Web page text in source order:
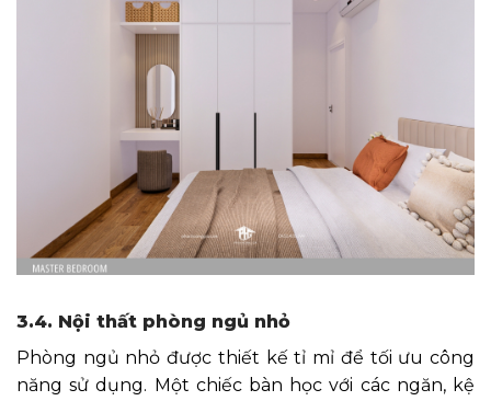
3.4. Nội thất phòng ngủ nhỏ
Phòng ngủ nhỏ được thiết kế tỉ mỉ để tối ưu công
năng sử dụng. Một chiếc bàn học với các ngăn, kệ